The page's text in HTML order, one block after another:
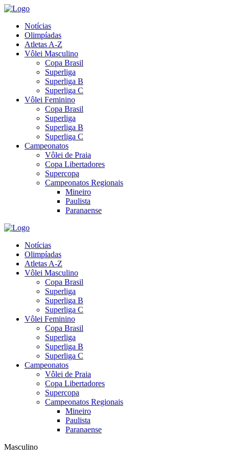
Notícias
Olimpíadas
Atletas A-Z
Vôlei Masculino
Copa Brasil
Superliga
Superliga B
Superliga C
Vôlei Feminino
Copa Brasil
Superliga
Superliga B
Superliga C
Campeonatos
Vôlei de Praia
Copa Libertadores
Supercopa
Campeonatos Regionais
Mineiro
Paulista
Paranaense
Notícias
Olimpíadas
Atletas A-Z
Vôlei Masculino
Copa Brasil
Superliga
Superliga B
Superliga C
Vôlei Feminino
Copa Brasil
Superliga
Superliga B
Superliga C
Campeonatos
Vôlei de Praia
Copa Libertadores
Supercopa
Campeonatos Regionais
Mineiro
Paulista
Paranaense
Masculino